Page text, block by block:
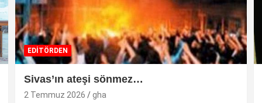
EDİTÖRDEN
Sivas’ın ateşi sönmez…
2 Temmuz 2026 gha